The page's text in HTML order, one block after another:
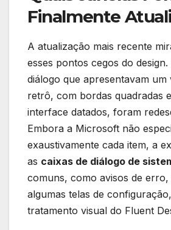
Finalmente
A atualização mais recente
esses pontos cegos do design.
diálogo que apresentavam um
retrô, com bordas quadradas
interface datados, foram
Embora a Microsoft não
exaustivamente cada item, a
as caixas de diálogo de
comuns, como avisos de
algumas telas de
tratamento visual do Fluent